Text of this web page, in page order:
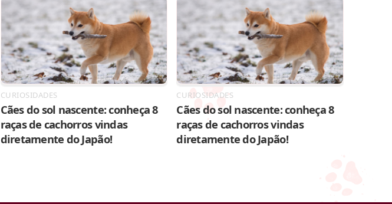
CURIOSIDADES
Cães do sol nascente: conheça 8
raças de cachorros vindas
diretamente do Japão!
CURIOSIDADES
Cães do sol nascente: conheça 8
raças de cachorros vindas
diretamente do Japão!